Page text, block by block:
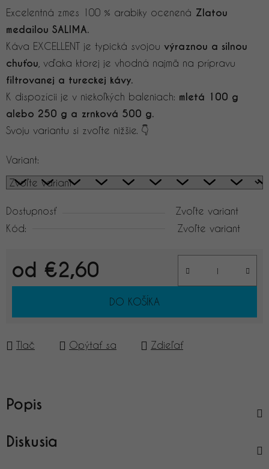
Excelentná zmes 100 % arabiky ocenená Zlatou
medailou SALIMA.
Káva EXCELLENT je typická svojou výraznou a silnou
chuťou , vďaka ktorej je vhodná najmä na prípravu
filtrovanej a tureckej kávy.
K dispozícii je v niekoľkých baleniach: mletá 100 g
alebo 250 g a zrnková 500 g.
Svoju variantu si zvoľte nižšie. 👇
Variant:
Dostupnosť
Zvoľte variant
Kód:
Zvoľte variant
od €2,60
Jednotková cena:
DO KOŠÍKA
Tlač Opýtať sa Zdieľať
Popis
Diskusia